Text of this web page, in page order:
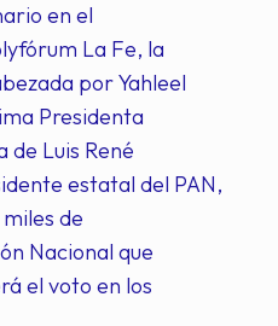
en el
La Fe, la
por Yahleel
Presidenta
de Luis René
estatal del PAN,
de
Nacional que
el voto en los